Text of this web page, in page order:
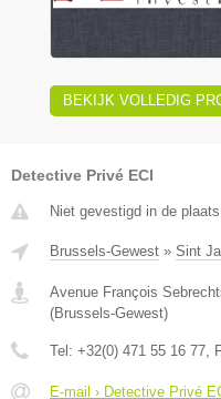
BEKIJK VOLLEDIG
Detective Privé ECI
Niet gevestigd in de
Brussels-Gewest » Sint
Avenue François
(Brussels-Gewest)
Tel: +32(0) 471 55 16 77 ,
E-mail › Detective Privé